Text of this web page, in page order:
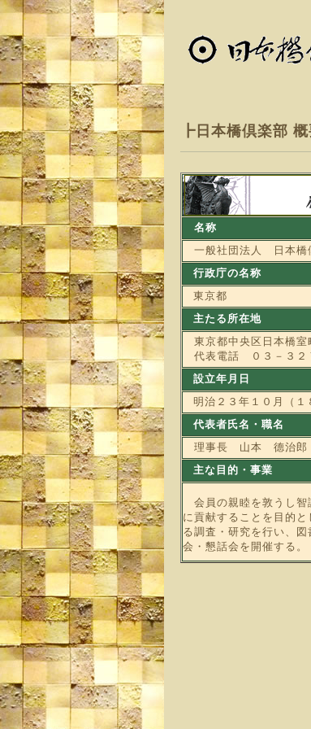
┣日本橋倶楽部 概
名称
一般社団法人 日本橋
行政庁の名称
東京都
主たる所在地
東京都中央区日本橋室
代表電話 ０３－３２
設立年月日
明治２３年１０月（１
代表者氏名・職名
理事長 山本 德治郎
主な目的・事業
会員の親睦を敦うし智
に貢献することを目的
る調査・研究を行い、
会・懇話会を開催する。